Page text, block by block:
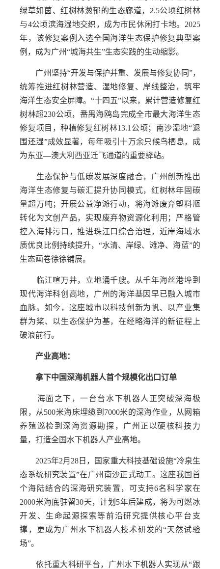
绿草如茵、红树林葱郁的生态廊道，2.5公顷红树林
与4公顷滨海湿地交织，成为市民休闲打卡地。2025
年，该修复案例入选全国海洋生态保护修复典型案
例，成为广州“城海共生”生态实践的生动缩影。
广州坚持“开发与保护并重、发展与修复协同”，
统筹推进红树林营造、湿地修复、岸线整治，筑牢
海洋生态安全屏障。“十四五”以来，累计营造修复红
树林超230公顷，番禺海鸥岛完成全市最大海洋生态
修复项目，种植修复红树林13.1公顷；南沙湿地“退
围还湿”成效显著，每年吸引十万余只候鸟栖息，成
为东亚—澳大利西亚迁飞通道的重要驿站。
生态保护与低碳发展深度融合，广州创新推出
海洋生态修复与碳汇提升协同模式，红树林年固碳
量超万吨；开展公益净滩行动，将海滩废弃塑料瓶
转化为文创产品，实现废弃物资源化利用；严格管
控入海排污口，推进珠江口综合治理，近岸海域水
质优良比例持续提升，“水清、岸绿、滩净、海蓝”的
生态画卷徐徐铺展。
临江喧万井，立地涌千艘。从千年海丝港埠到
现代海洋科创高地，广州的海洋基因早已融入城市
血脉。如今，这座城市以科技创新为帆、以产业集
群为桨、以生态保护为基，在经略海洋的新征程上
破浪前行。
产业高地：
拿下中国深海机器人首个规模化出口订单
海面之下，一台台水下机器人正突破深海极
限，从500米海床埋缆到7000米的深海作业，从网箱
养殖巡检到深海资源勘探，广州正以硬核科技力
量，打造全国水下机器人产业高地。
2025年2月28日，国家重大科技基础设施“冷泉生
态系统研究装置”在广州南沙正式动工。这座我国首
个海陆结合的深海研究装置，可支持6名科学家在
2000米海底驻留30天，计划5年后建成，将为可燃冰
开发、生命起源探索等前沿研究提供核心平台支
撑，更成为广州水下机器人技术研发的“天然试验
场”。
依托重大科研平台，广州水下机器人实现从“跟